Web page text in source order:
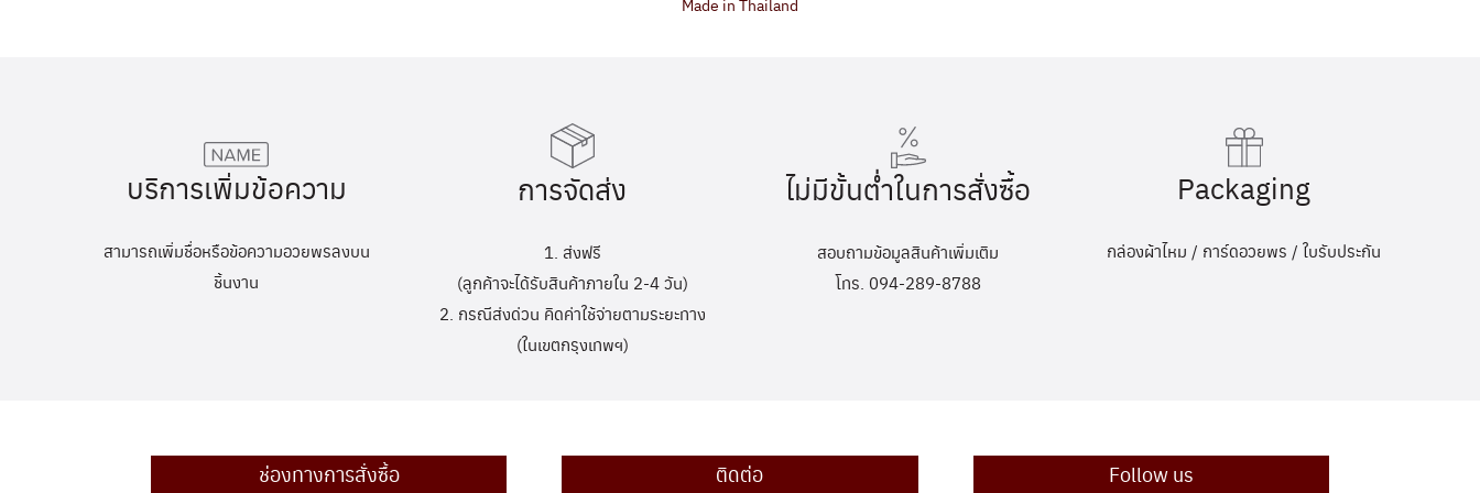
Made in Thailand
บริการเพิ่มข้อความ
สามารถเพิ่มชื่อหรือข้อความอวยพรลงบน
ชิ้นงาน
การจัดส่ง
1. ส่งฟรี
(ลูกค้าจะได้รับสินค้าภายใน 2-4 วัน)
2. กรณีส่งด่วน คิดค่าใช้จ่ายตามระยะทาง
(ในเขตกรุงเทพฯ)
ไม่มีขั้นต่ำในการสั่งซื้อ
สอบถามข้อมูลสินค้าเพิ่มเติม
โทร. 094-289-8788
Packaging
กล่องผ้าไหม / การ์ดอวยพร / ใบรับประกัน
ช่องทางการสั่งซื้อ ติดต่อ Follow us